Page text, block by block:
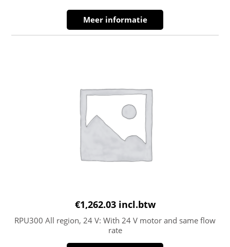
Meer informatie
€1,262.03 incl.btw
RPU300 All region, 24 V: With 24 V motor and same flow
rate